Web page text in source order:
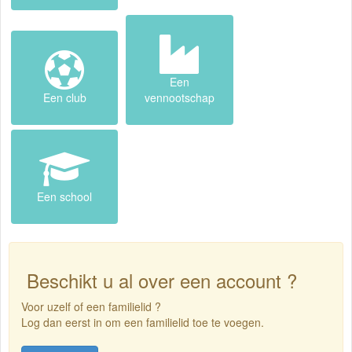
Een club
Een
vennootschap
Een school
Beschikt u al over een account ?
Voor uzelf of een familielid ?
Log dan eerst in om een familielid toe te voegen.